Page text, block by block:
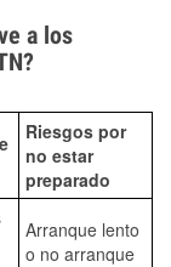
a los
Riesgos por
no estar
preparado
Arranque lento
o no arranque